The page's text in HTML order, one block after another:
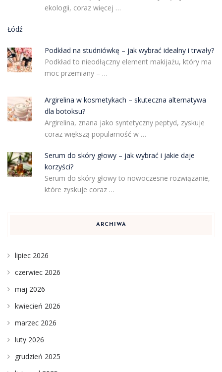
ekologii, coraz więcej …
Łódź
Podkład na studniówkę – jak wybrać idealny i trwały?
Podkład to nieodłączny element makijażu, który ma
moc przemiany – …
Argirelina w kosmetykach – skuteczna alternatywa
dla botoksu?
Argirelina, znana jako syntetyczny peptyd, zyskuje
coraz większą popularność w …
Serum do skóry głowy – jak wybrać i jakie daje
korzyści?
Serum do skóry głowy to nowoczesne rozwiązanie,
które zyskuje coraz …
ARCHIWA
lipiec 2026
czerwiec 2026
maj 2026
kwiecień 2026
marzec 2026
luty 2026
grudzień 2025